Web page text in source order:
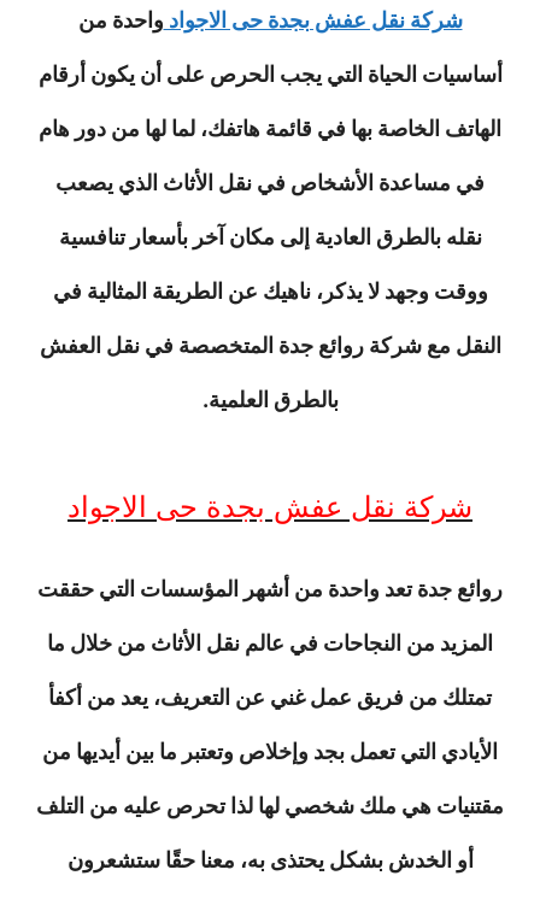
شركة نقل عفش بجدة حى الاجواد واحدة من
أساسيات الحياة التي يجب الحرص على أن يكون أرقام
الهاتف الخاصة بها في قائمة هاتفك، لما لها من دور هام
في مساعدة الأشخاص في نقل الأثاث الذي يصعب
نقله بالطرق العادية إلى مكان آخر بأسعار تنافسية
ووقت وجهد لا يذكر، ناهيك عن الطريقة المثالية في
النقل مع شركة روائع جدة المتخصصة في نقل العفش
بالطرق العلمية.
شركة نقل عفش بجدة حى الاجواد
روائع جدة تعد واحدة من أشهر المؤسسات التي حققت
المزيد من النجاحات في عالم نقل الأثاث من خلال ما
تمتلك من فريق عمل غني عن التعريف، يعد من أكفأ
الأيادي التي تعمل بجد وإخلاص وتعتبر ما بين أيديها من
مقتنيات هي ملك شخصي لها لذا تحرص عليه من التلف
أو الخدش بشكل يحتذى به، معنا حقًا ستشعرون